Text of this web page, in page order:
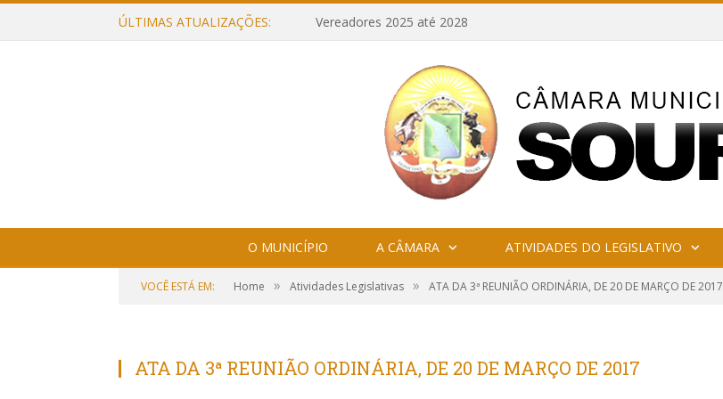
ÚLTIMAS ATUALIZAÇÕES: Vereadores 2025 até 2028
O MUNICÍPIO A CÂMARA ATIVIDADES DO LEGISLATIVO
VOCÊ ESTÁ EM: Home » Atividades Legislativas » ATA DA 3ª REUNIÃO ORDINÁRIA, DE 20 DE MARÇO DE 2017
ATA DA 3ª REUNIÃO ORDINÁRIA, DE 20 DE MARÇO DE 2017